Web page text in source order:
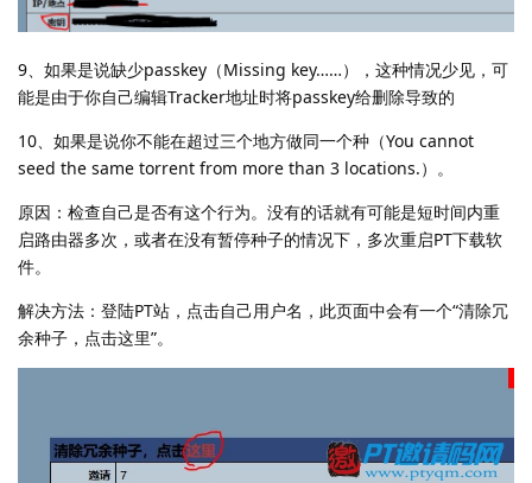
9、如果是说缺少passkey（Missing key……），这种情况少见，可
能是由于你自己编辑Tracker地址时将passkey给删除导致的
10、如果是说你不能在超过三个地方做同一个种（You cannot
seed the same torrent from more than 3 locations.）。
原因：检查自己是否有这个行为。没有的话就有可能是短时间内重
启路由器多次，或者在没有暂停种子的情况下，多次重启PT下载软
件。
解决方法：登陆PT站，点击自己用户名，此页面中会有一个“清除冗
余种子，点击这里”。